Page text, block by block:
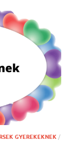
GYEREKEKNEK /